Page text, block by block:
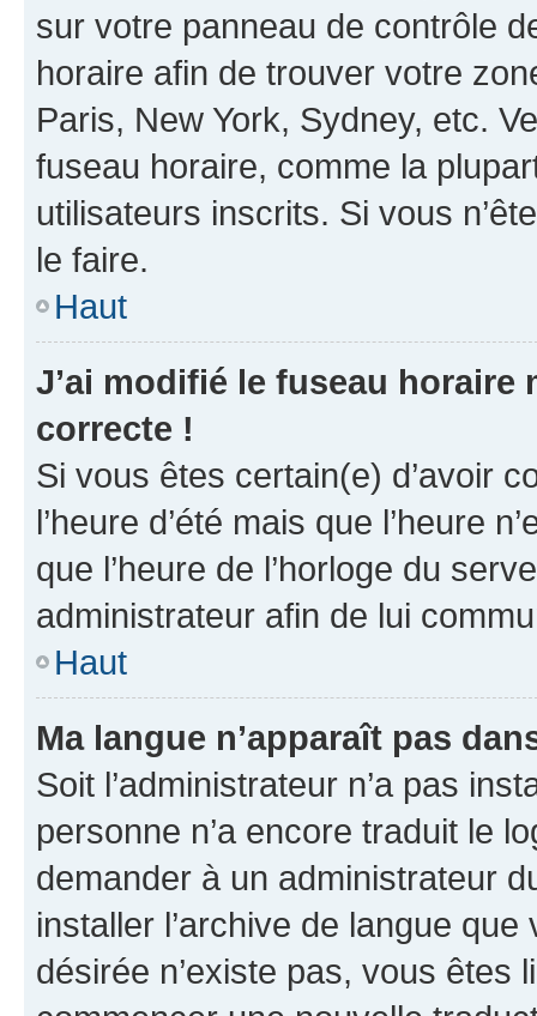
sur votre panneau de contrôle
horaire afin de trouver votre
Paris, New York, Sydney, etc.
fuseau horaire, comme la
utilisateurs inscrits. Si vous
le faire.
Haut
J’ai modifié le fuseau horaire
correcte !
Si vous êtes certain(e) d’avoir
l’heure d’été mais que l’heure
que l’heure de l’horloge du
administrateur afin de lui
Haut
Ma langue n’apparaît pas
Soit l’administrateur n’a pas
personne n’a encore traduit le
demander à un administrateur
installer l’archive de langue
désirée n’existe pas, vous êtes